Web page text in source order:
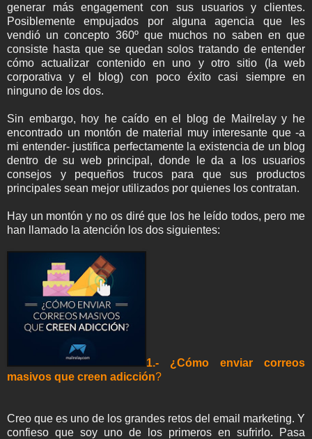
generar más engagement con sus usuarios y clientes.
Posiblemente empujados por alguna agencia que les
vendió un concepto 360º que muchos no saben en que
consiste hasta que se quedan solos tratando de entender
cómo actualizar contenido en uno y otro sitio (la web
corporativa y el blog) con poco éxito casi siempre en
ninguno de los dos.
Sin embargo, hoy he caído en el blog de Mailrelay y he
encontrado un montón de material muy interesante que -a
mi entender- justifica perfectamente la existencia de un blog
dentro de su web principal, donde le da a los usuarios
consejos y pequeños trucos para que sus productos
principales sean mejor utilizados por quienes los contratan.
Hay un montón y no os diré que los he leído todos, pero me
han llamado la atención los dos siguientes:
1.- ¿Cómo enviar correos
masivos que creen adicción?
Creo que es uno de los grandes retos del email marketing. Y
confieso que soy uno de los primeros en sufrirlo. Pasa